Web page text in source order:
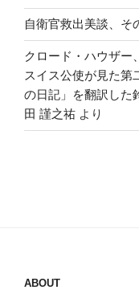
自衛官救出美談、そ
クロード・ハウザー
スイス公使が見た
の日記」を翻訳した
田 謹之祐 より
ABOUT